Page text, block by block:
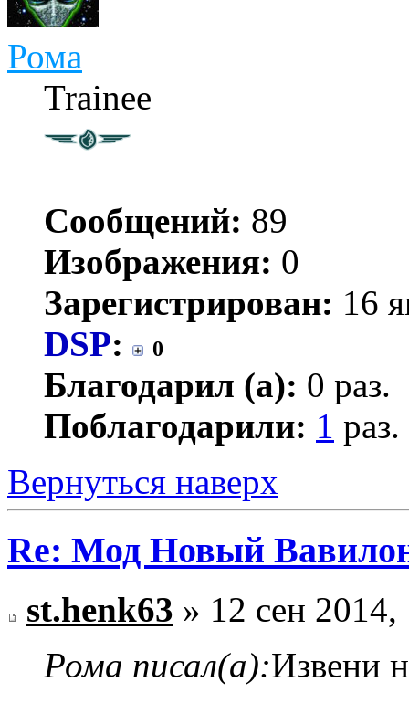
Рома
Trainee
Сообщений: 89
Изображения: 0
Зарегистрирован: 16
DSP: 0
Благодарил (а): 0 раз.
Поблагодарили: 1 раз.
Вернуться наверх
Re: Мод Новый
st.henk63 » 12 сен 2014,
Рома писал(а):Извени